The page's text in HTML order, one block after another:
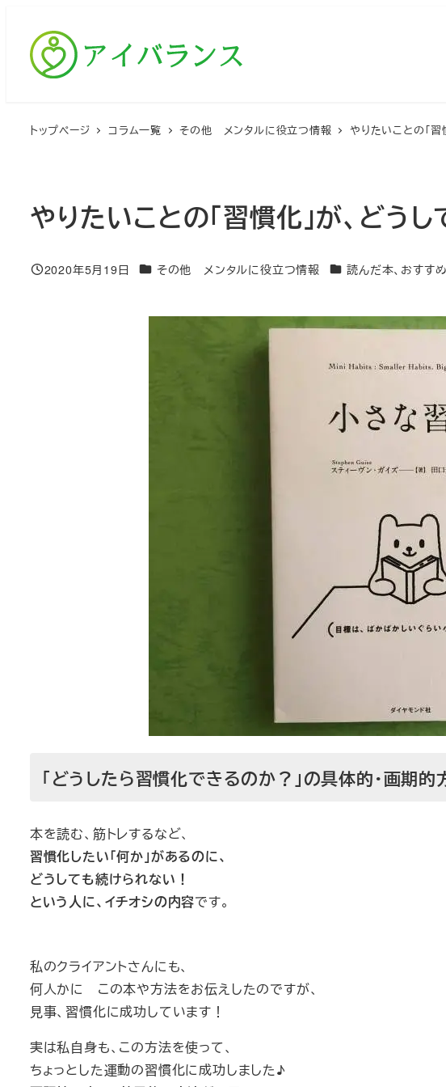
トップページ コラム一覧 その他 メンタルに役立つ情報 やりたいことの「
やりたいことの「習慣化」が、どう
投稿日
2020年5月19日 カテゴリー
その他 メンタルに役立つ情報 カテゴリー
読んだ本、おすす
「どうしたら習慣化できるのか？」の具体的・画期的
本を読む、筋トレするなど、
習慣化したい「何か」があるのに、
どうしても続けられない！
という人に、イチオシの内容です。
私のクライアントさんにも、
何人かに この本や方法をお伝えしたのですが、
見事、習慣化に成功しています！
実は私自身も、この方法を使って、
ちょっとした運動の習慣化に成功しました♪